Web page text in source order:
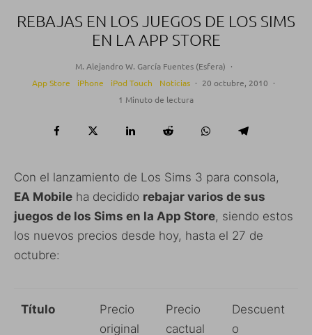
REBAJAS EN LOS JUEGOS DE LOS SIMS
EN LA APP STORE
M. Alejandro W. García Fuentes (Esfera) ·
App Store
iPhone iPod Touch Noticias · 20 octubre, 2010 ·
1 Minuto de lectura
Con el lanzamiento de Los Sims 3 para consola,
EA Mobile ha decidido rebajar varios de sus
juegos de los Sims en la App Store, siendo estos
los nuevos precios desde hoy, hasta el 27 de
octubre:
Título
Precio
original
Precio
cactual
Descuent
o